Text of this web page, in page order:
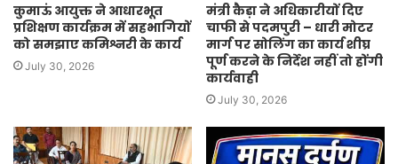
कुमाऊं आयुक्त ने आधारभूत
प्रशिक्षण कार्यक्रम में सहभागियों
को समझाए कमिश्नरी के कार्य
July 30, 2026
मंत्री कैड़ा ने अधिकारीयों दिए
चाफी से पदमपुरी – धारी मोटर
मार्ग पर सोलिंग का कार्य शीघ्र
पूर्ण करने के निर्देश नहीं तो होंगी
कार्यवाही
July 30, 2026